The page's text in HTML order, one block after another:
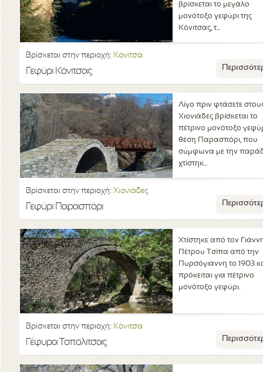
βρίσκεται το μεγάλο
μονότοξο γεφύρι της
Κόνιτσας, τ...
Βρίσκεται στην περιοχή: Κόνιτσα
Γεφύρι Κόνιτσας
Λίγο πριν φτάσετε
Χιονιάδες βρίσκεται το
πέτρινο μονότοξο
θέση Παρασπόρι, που
σύμφωνα με την
χτίστηκ...
Βρίσκεται στην περιοχή: Χιονιάδες
Γεφύρι Παρασπόρι
Χτίστηκε από τον
Πέτρου Τσίπα από την
Πυρσόγιαννη το 1903
πρόκειται για πέτρινο
μονότοξο γεφύρι.
Βρίσκεται στην περιοχή: Κόνιτσα
Γέφυρα Τοπόλιτσας